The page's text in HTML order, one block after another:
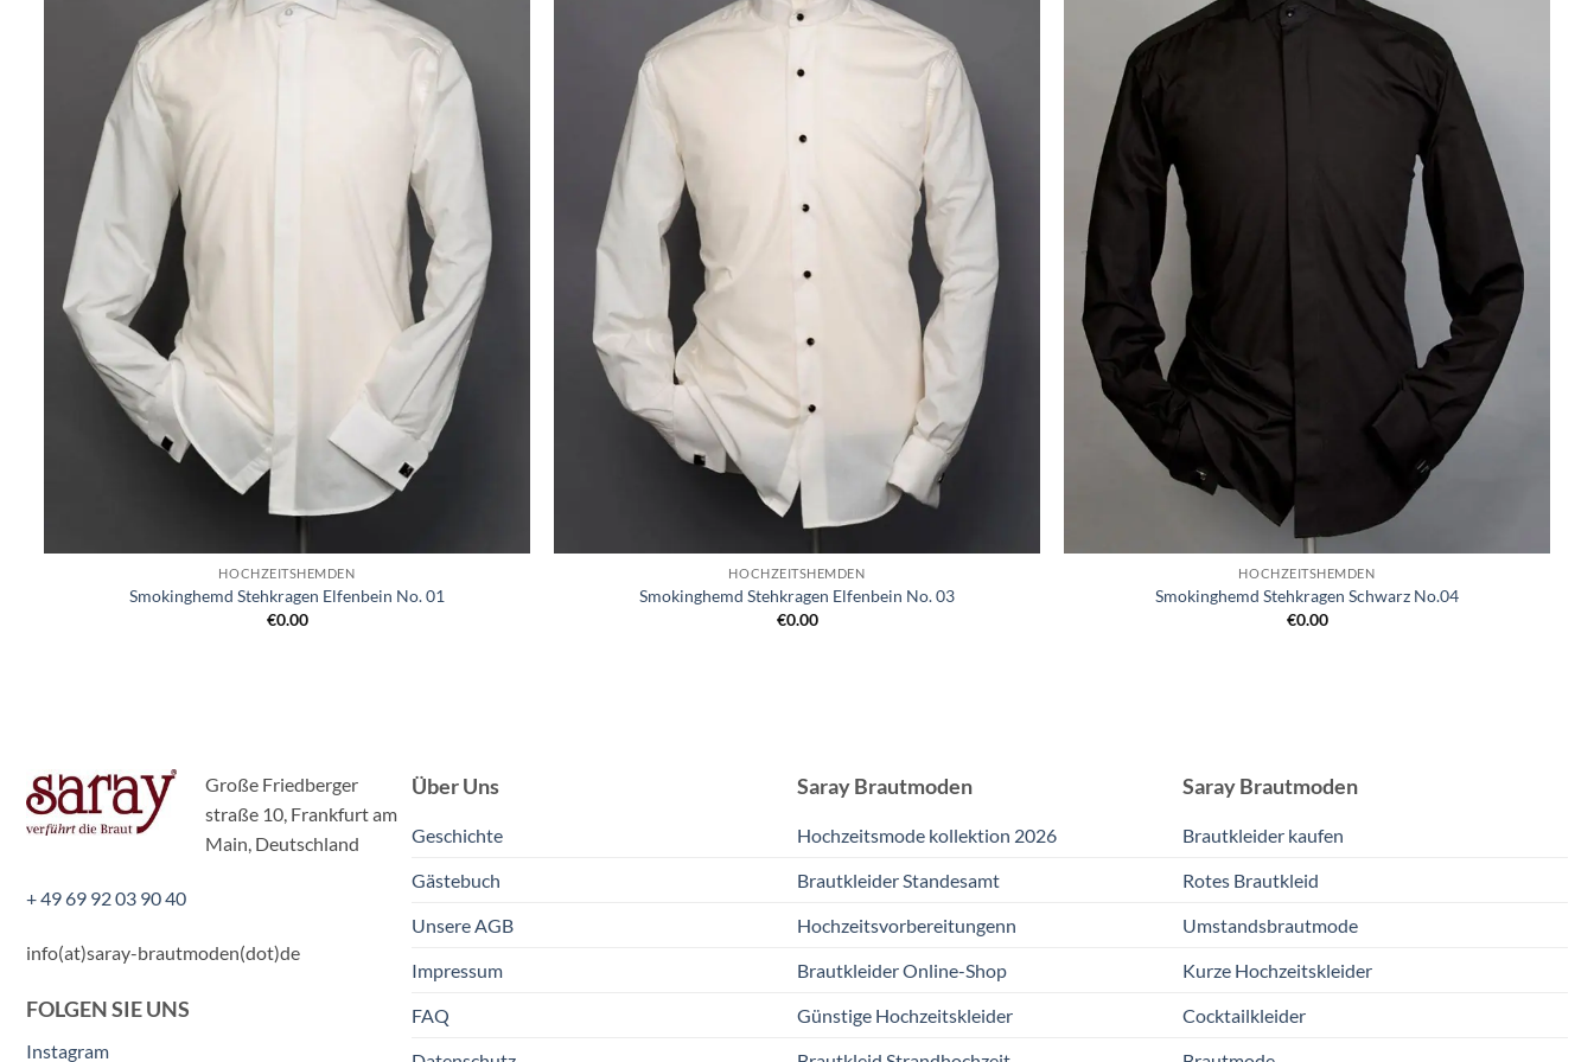
HOCHZEITSHEMDEN
Smokinghemd Stehkragen Elfenbein No. 01
€0.00
HOCHZEITSHEMDEN
Smokinghemd Stehkragen Elfenbein No. 03
€0.00
HOCHZEITSHEMDEN
Smokinghemd Stehkragen Schwarz No.04
€0.00
Große Friedberger
straße 10, Frankfurt am
Main, Deutschland
+ 49 69 92 03 90 40
info(at)saray-brautmoden(dot)de
FOLGEN SIE UNS
Instagram
Über Uns
Geschichte
Gästebuch
Unsere AGB
Impressum
FAQ
Saray Brautmoden
Hochzeitsmode kollektion 2026
Brautkleider Standesamt
Hochzeitsvorbereitungenn
Brautkleider Online-Shop
Günstige Hochzeitskleider
Saray Brautmoden
Brautkleider kaufen
Rotes Brautkleid
Umstandsbrautmode
Kurze Hochzeitskleider
Cocktailkleider